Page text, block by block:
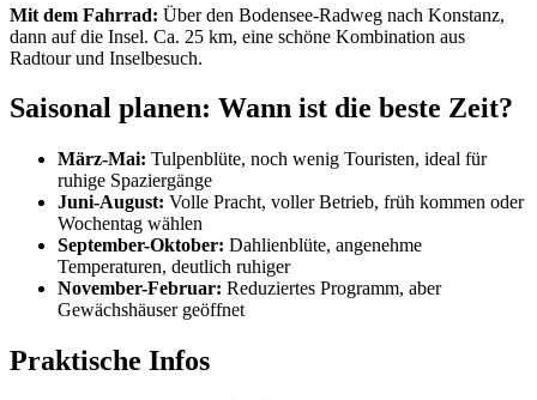
Mit dem Fahrrad: Über den Bodensee-Radweg nach Konstanz,
dann auf die Insel. Ca. 25 km, eine schöne Kombination aus
Radtour und Inselbesuch.
Saisonal planen: Wann ist die beste Zeit?
März-Mai: Tulpenblüte, noch wenig Touristen, ideal für
ruhige Spaziergänge
Juni-August: Volle Pracht, voller Betrieb, früh kommen oder
Wochentag wählen
September-Oktober: Dahlienblüte, angenehme
Temperaturen, deutlich ruhiger
November-Februar: Reduziertes Programm, aber
Gewächshäuser geöffnet
Praktische Infos